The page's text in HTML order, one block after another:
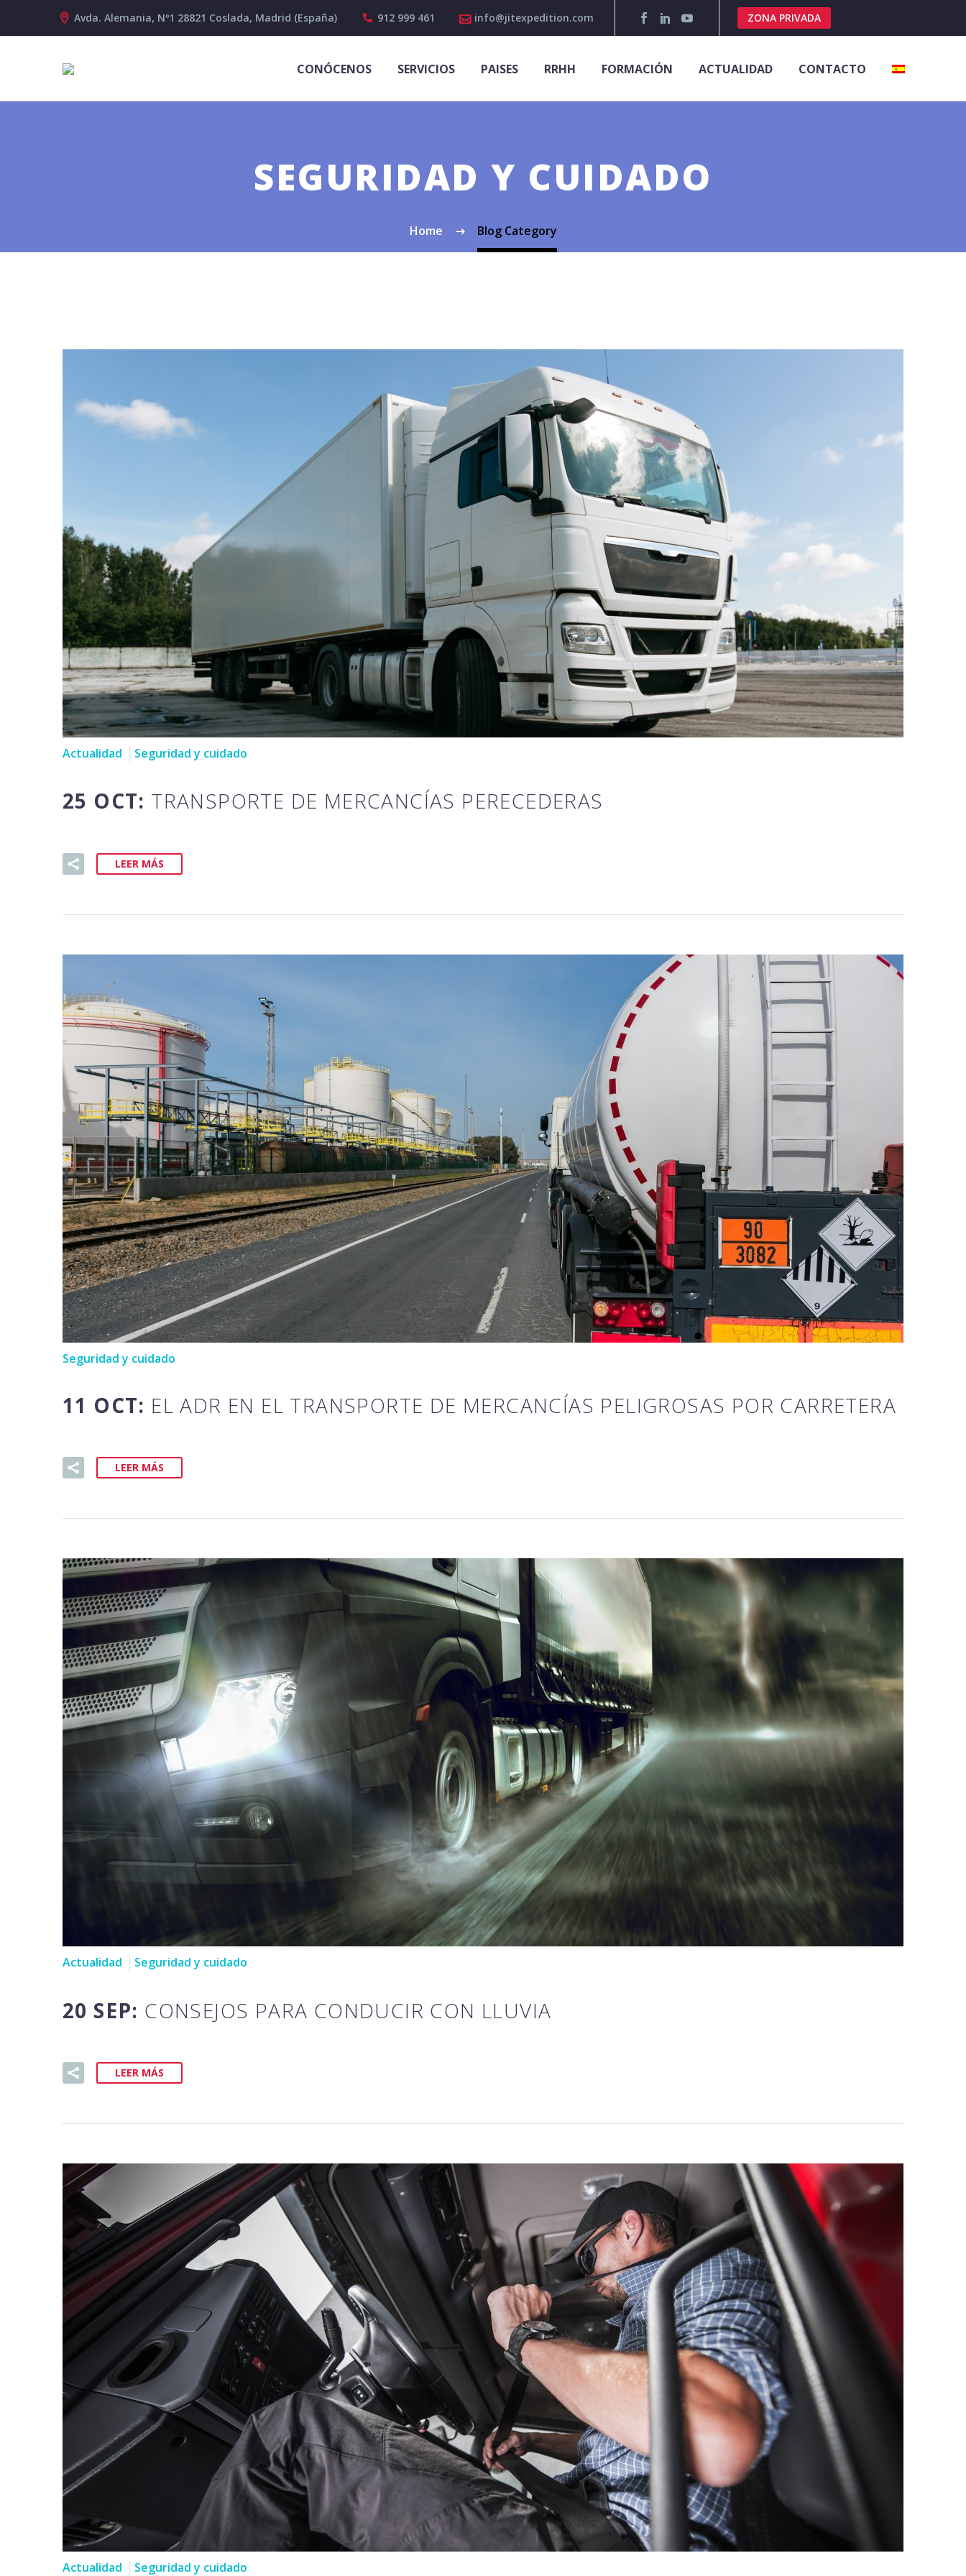
Avda. Alemania, Nº1 28821 Coslada, Madrid (España) 912 999 461 info@jitexpedition.com ZONA PRIVADA
CONÓCENOS SERVICIOS PAISES RRHH FORMACIÓN ACTUALIDAD CONTACTO
SEGURIDAD Y CUIDADO
Home Blog Category
Actualidad Seguridad y cuidado
25 OCT: TRANSPORTE DE MERCANCÍAS PERECEDERAS
LEER MÁS
Seguridad y cuidado
11 OCT: EL ADR EN EL TRANSPORTE DE MERCANCÍAS PELIGROSAS POR CARRETERA
LEER MÁS
Actualidad Seguridad y cuidado
20 SEP: CONSEJOS PARA CONDUCIR CON LLUVIA
LEER MÁS
Actualidad Seguridad y cuidado